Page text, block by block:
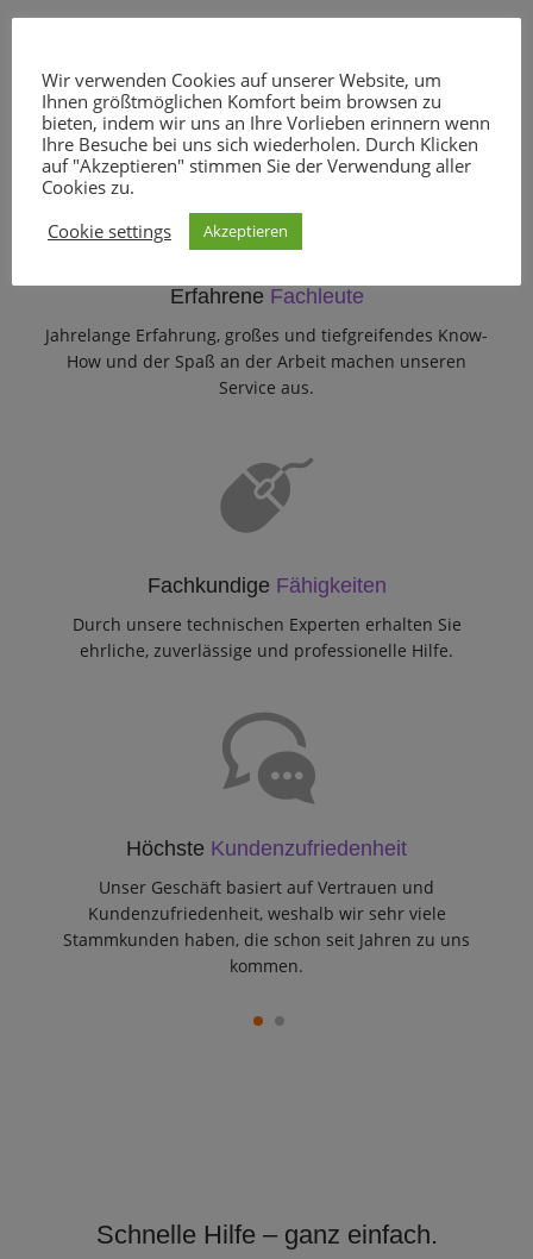
Wieso HV-Computer?
Unser Know How – Ihr Vorteil
Erfahrene Fachleute
Jahrelange Erfahrung, großes und tiefgreifendes Know-
How und der Spaß an der Arbeit machen unseren
Service aus.
Fachkundige Fähigkeiten
Durch unsere technischen Experten erhalten Sie
ehrliche, zuverlässige und professionelle Hilfe.
Höchste Kundenzufriedenheit
Unser Geschäft basiert auf Vertrauen und
Kundenzufriedenheit, weshalb wir sehr viele
Stammkunden haben, die schon seit Jahren zu uns
kommen.
1 2
Schnelle Hilfe – ganz einfach.
Wir verwenden Cookies auf unserer Website, um
Ihnen größtmöglichen Komfort beim browsen zu
bieten, indem wir uns an Ihre Vorlieben erinnern wenn
Ihre Besuche bei uns sich wiederholen. Durch Klicken
auf "Akzeptieren" stimmen Sie der Verwendung aller
Cookies zu.
Cookie settings
Akzeptieren